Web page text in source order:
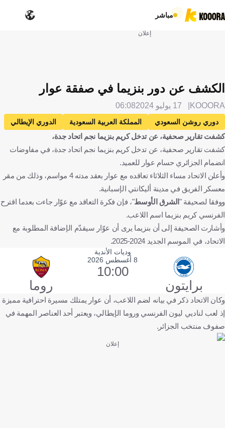
مباشر
إعلان
الكشف عن دور بنزيما في صفقة عوار
KOOORA 17 يوليو 2024 06:08
دوري روشن السعودي المملكة العربية السعودية
الدوري الإيطالي
إيطاليا
روما الاتحاد كريم بنزيما
فرنسا
حسام عوار
الجزائر الإنتقالات كرة قدم
كشفت تقارير صحفية، عن تدخل كريم بنزيما نجم اتحاد جدة،
كشفت تقارير صحفية، عن تدخل كريم بنزيما نجم اتحاد جدة، في مفاوضات
انضمام الجزائري حسام عوار للعميد.
وأعلن الاتحاد مساء الثلاثاء تعاقده مع عوار بعقد مدته 4 مواسم، وذلك من مقر
معسكر الفريق في مدينة أليكانتي الإسبانية.
ووفقا لصحيفة "الشرق الأوسط"، فإن فكرة التعاقد مع عوّار جاءت بعدما اقترح
الفرنسي كريم بنزيما اسم اللاعب.
وأشارت الصحيفة إلى أن بنزيما يرى أن عوّار سيقدّم الإضافة المطلوبة مع
الاتحاد، في الموسم الجديد 2024-2025.
وديات الأندية
برايتون
8 أغسطس 2026
10:00
روما
وكان الاتحاد ذكر في بيانه لضم اللاعب، أن عوار يمتلك مسيرة احترافية مميزة
إذ لعب لناديي ليون الفرنسي وروما الإيطالي، ويعتبر أحد العناصر المهمة في
صفوف منتخب الجزائر.
إعلان